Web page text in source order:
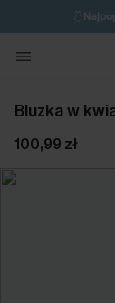
🩱
Bluzka w
100,99 zł